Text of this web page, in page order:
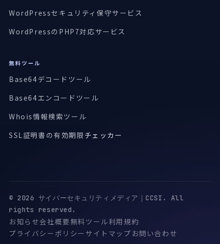
WordPressセキュリティ保守サービス
WordPressのPHP7対応サービス
無料ツール
Base64デコードツール
Base64エンコードツール
Whois情報検索ツール
SSL証明書の有効期限 チェッカー
© 2026 サイバーセキュリティメディア｜CCSI. All
rights reserved.
お知らせ会社概要無料ツール利用規約
プライバシーポリシー サイトマップ お問い合わせ